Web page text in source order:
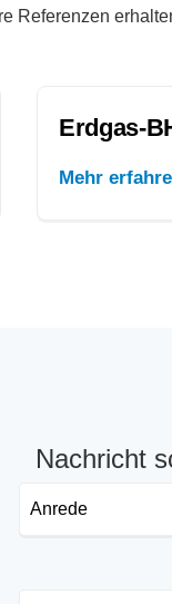
Referenzen
Erdgas-
Mehr
Nachricht